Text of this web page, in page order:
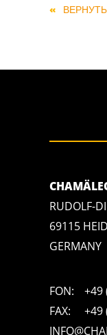
RUDOLF-
69115
GERMANY
FON:
+49
FAX:
+49